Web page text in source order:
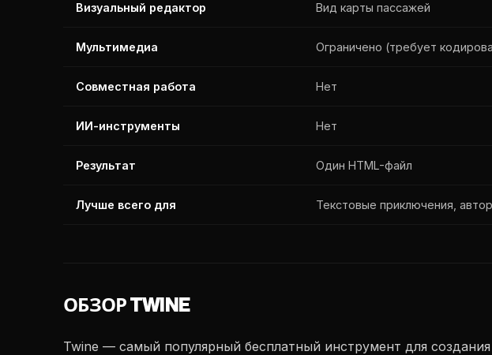
Визуальный редактор Вид карты пассажей
Мультимедиа Ограничено (требует
Совместная работа Нет
ИИ-инструменты Нет
Результат Один HTML-файл
Лучше всего для Текстовые приключения,
ОБЗОР TWINE
Twine — самый популярный бесплатный инструмент для